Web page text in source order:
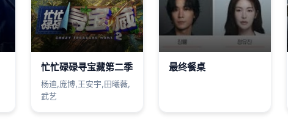
忙忙碌碌寻宝藏第二季
杨迪,庞博,王安宇,田曦薇,
武艺
最终餐桌